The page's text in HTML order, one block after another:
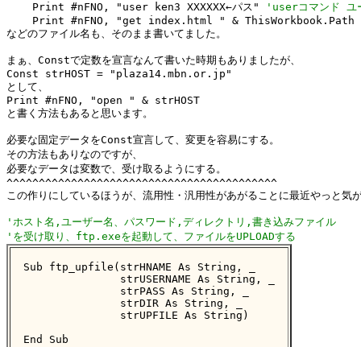
    Print #nFNO, "user ken3 XXXXXX←パス"
'userコマンド ユ
Print #nFNO, "get index.html " & ThisWorkbook.Path
などのファイル名も、そのまま書いてました。
まぁ、Constで定数を宣言なんて書いた時期もありましたが、
Const strHOST = "plaza14.mbn.or.jp"
として、
Print #nFNO, "open " & strHOST
と書く方法もあると思います。
必要な固定データをConst宣言して、変更を容易にする。
その方法もありなのですが、
必要なデータは変数で、受け取るようにする。
^^^^^^^^^^^^^^^^^^^^^^^^^^^^^^^^^^^^^^^^^^
この作りにしているほうが、流用性・汎用性があがることに最近やっと気
'ホスト名,ユーザー名、パスワード,ディレクトリ,書き込みファイル
'を受け取り、ftp.exeを起動して、ファイルをUPLOADする
Sub ftp_upfile(strHNAME As String, _
               strUSERNAME As String, _
               strPASS As String, _
               strDIR As String, _
               strUPFILE As String)
End Sub